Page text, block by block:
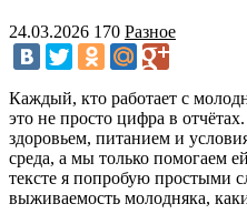
24.03.2026 170 Разное
Каждый, кто работает с
это не просто цифра в
здоровьем, питанием и
среда, а мы только помогаем
тексте я попробую простыми
выживаемость молодняка,